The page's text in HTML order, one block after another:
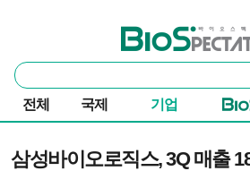
바이오스펙테이터
통
합
검
색
전체 국제 기업
삼성바이오로직스, 3Q 매출